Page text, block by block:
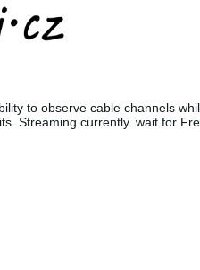
to observe cable channels
Streaming currently. wait for Fre